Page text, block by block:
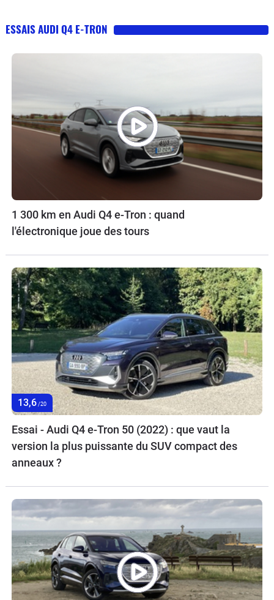
ESSAIS AUDI Q4 E-TRON
1 300 km en Audi Q4 e-Tron : quand
l'électronique joue des tours
13,6 /20
Essai - Audi Q4 e-Tron 50 (2022) : que vaut la
version la plus puissante du SUV compact des
anneaux ?